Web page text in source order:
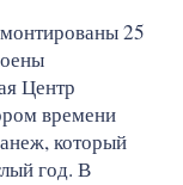
25
Центр
времени
который
год. В